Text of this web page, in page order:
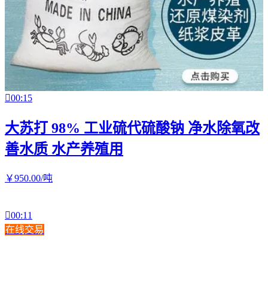
00:15
大苏打 98% 工业硫代硫酸钠 净水除氧改
善水质 水产养殖用
￥950.00/吨
00:11
在线交易